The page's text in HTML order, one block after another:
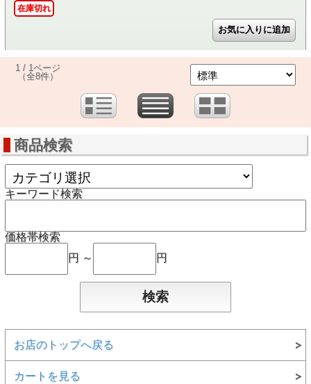
在庫切れ
1 / 1ページ
（全8件）
商品検索
キーワード検索
価格帯検索
円 ～
円
お店のトップへ戻る
カートを見る